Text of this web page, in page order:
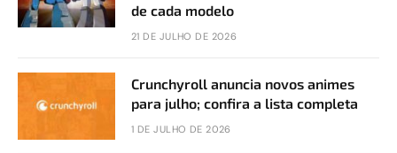
de cada modelo
21 DE JULHO DE 2026
Crunchyroll anuncia novos animes
para julho; confira a lista completa
1 DE JULHO DE 2026